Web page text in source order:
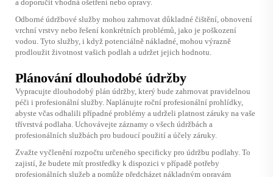
a doporučit vhodná ošetření nebo opravy.
Odborné údržbové služby mohou zahrnovat důkladné čištění, obnovení
vrchní vrstvy nebo řešení konkrétních problémů, jako je poškození
vodou. Tyto služby, i když potenciálně nákladné, mohou výrazně
prodloužit životnost vašich podlah a udržet jejich hodnotu.
Plánování dlouhodobé údržby
Vypracujte dlouhodobý plán údržby, který bude zahrnovat pravidelnou
péči i profesionální služby. Naplánujte roční profesionální prohlídky,
abyste včas odhalili případné problémy a udrželi platnost záruky na vaše
třívrstvá podlaha. Uchovávejte záznamy o všech údržbách a
profesionálních službách pro budoucí použití a účely záruky.
Zvažte vyčlenění rozpočtu určeného specificky pro údržbu podlahy. To
zajistí, že budete mít prostředky k dispozici v případě potřeby
profesionálních služeb a pomůže předcházet nákladným opravám